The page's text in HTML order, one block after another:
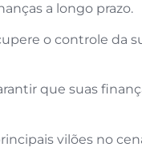
a longo prazo.
o controle da
que suas
vilões no